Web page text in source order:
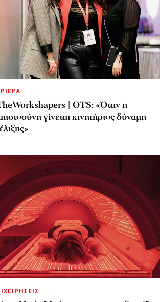
| OTS: «Όταν η
γίνεται κινητήριος δύναμη